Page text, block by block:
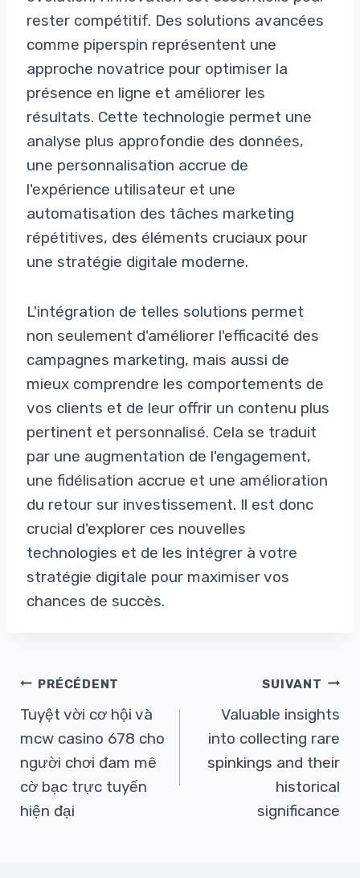
rester compétitif. Des solutions avancées
comme piperspin représentent une
approche novatrice pour optimiser la
présence en ligne et améliorer les
résultats. Cette technologie permet une
analyse plus approfondie des données,
une personnalisation accrue de
l'expérience utilisateur et une
automatisation des tâches marketing
répétitives, des éléments cruciaux pour
une stratégie digitale moderne.
L'intégration de telles solutions permet
non seulement d'améliorer l'efficacité des
campagnes marketing, mais aussi de
mieux comprendre les comportements de
vos clients et de leur offrir un contenu plus
pertinent et personnalisé. Cela se traduit
par une augmentation de l'engagement,
une fidélisation accrue et une amélioration
du retour sur investissement. Il est donc
crucial d'explorer ces nouvelles
technologies et de les intégrer à votre
stratégie digitale pour maximiser vos
chances de succès.
Navigation
De
L’article
PRÉCÉDENT
Tuyệt vời cơ hội và
mcw casino 678 cho
người chơi đam mê
cờ bạc trực tuyến
hiện đại
SUIVANT
Valuable insights
into collecting rare
spinkings and their
historical
significance